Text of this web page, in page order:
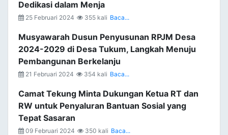
Dedikasi dalam Menja
25 Februari 2024 355 kali Baca...
Musyawarah Dusun Penyusunan RPJM Desa
2024-2029 di Desa Tukum, Langkah Menuju
Pembangunan Berkelanju
21 Februari 2024 354 kali Baca...
Camat Tekung Minta Dukungan Ketua RT dan
RW untuk Penyaluran Bantuan Sosial yang
Tepat Sasaran
09 Februari 2024 350 kali Baca...